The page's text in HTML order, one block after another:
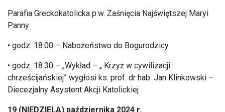
Parafia Greckokatolicka p.w. Zaśnięcia Najświętszej Maryi
Panny
• godz. 18.00 – Nabożeństwo do Bogurodzicy
• godz. 18.30 – „Wykład – „ Krzyż w cywilizacji
chrześcijańskiej” wygłosi ks. prof. dr hab. Jan Klinkowski –
Diecezjalny Asystent Akcji Katolickiej
19 (NIEDZIELA) października 2024 r.